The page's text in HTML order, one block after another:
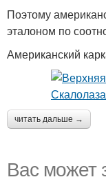
Поэтому
эталоном по
Американский
читать дальше →
Вас может